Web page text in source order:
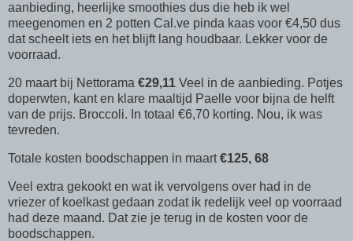
aanbieding, heerlijke smoothies dus die heb ik wel
meegenomen en 2 potten Cal.ve pinda kaas voor €4,50 dus
dat scheelt iets en het blijft lang houdbaar. Lekker voor de
voorraad.
20 maart bij Nettorama €29,11 Veel in de aanbieding. Potjes
doperwten, kant en klare maaltijd Paelle voor bijna de helft
van de prijs. Broccoli. In totaal €6,70 korting. Nou, ik was
tevreden.
Totale kosten boodschappen in maart€125, 68
Veel extra gekookt en wat ik vervolgens over had in de
vriezer of koelkast gedaan zodat ik redelijk veel op voorraad
had deze maand. Dat zie je terug in de kosten voor de
boodschappen.